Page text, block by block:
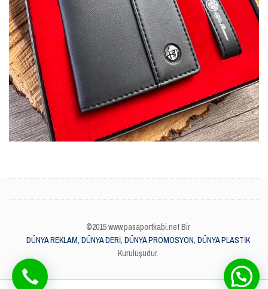
©2015 www.pasaportkabi.net Bir
DÜNYA REKLAM, DÜNYA DERİ, DÜNYA PROMOSYON, DÜNYA PLASTİK
Kuruluşudur.